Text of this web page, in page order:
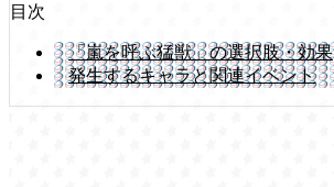
目次
「嵐を呼ぶ猛獣」の選択肢・効果
発生するキャラと関連イベント